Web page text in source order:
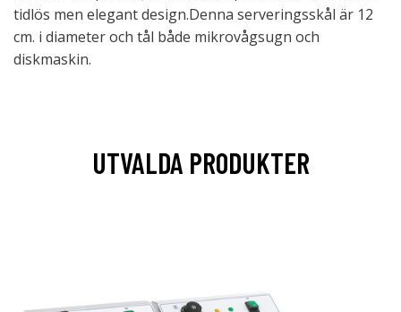
tidlös men elegant design.Denna serveringsskål är 12
cm. i diameter och tål både mikrovågsugn och
diskmaskin.
UTVALDA PRODUKTER